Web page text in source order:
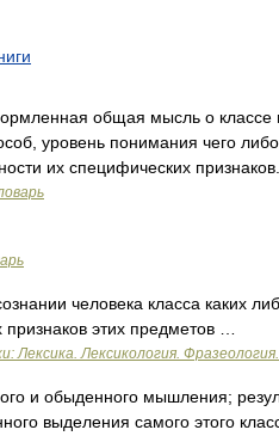
общая мысль о классе
уровень понимания чего
их специфических
человека класса каких
этих предметов …
Лексика. Лексикология.
и обыденного мышления;
выделения самого этого